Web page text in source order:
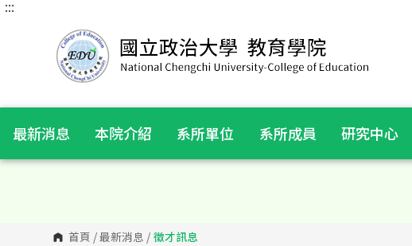
跳
:::
最新消息 本院介紹 系所單位 系所成員 研究中心
首頁 /最新消息 / 徵才訊息